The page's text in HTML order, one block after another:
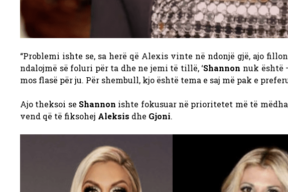
“Problemi ishte se, sa herë që Alexis vinte në ndonjë gjë, ajo
ndalojmë së foluri për ta dhe ne jemi të tillë, ‘Shannon nuk është
mos flasë për ju. Për shembull, kjo është tema e saj më pak e
Ajo theksoi se Shannon ishte fokusuar në prioritetet më të
vend që të fiksohej Aleksis dhe Gjoni.